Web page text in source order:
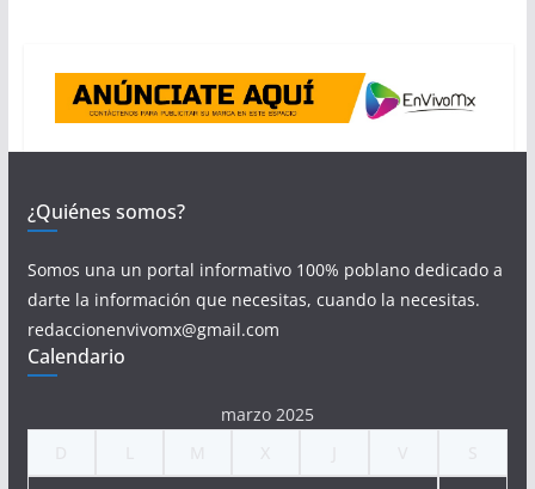
¿Quiénes somos?
Somos una un portal informativo 100% poblano dedicado a
darte la información que necesitas, cuando la necesitas.
redaccionenvivomx@gmail.com
Calendario
marzo 2025